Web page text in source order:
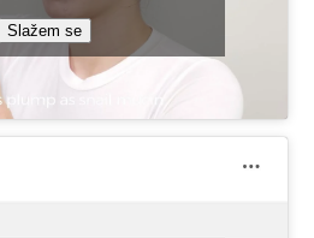
Slažem se